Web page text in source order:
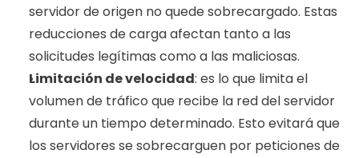
servidor de origen no quede sobrecargado. Estas
reducciones de carga afectan tanto a las
solicitudes legítimas como a las maliciosas.
Limitación de velocidad: es lo que limita el
volumen de tráfico que recibe la red del servidor
durante un tiempo determinado. Esto evitará que
los servidores se sobrecarguen por peticiones de